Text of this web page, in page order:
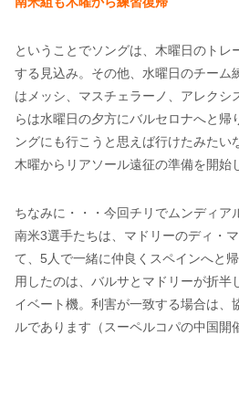
ということでソングは、木曜日のトレ
する見込み。その他、水曜日のチーム
はメッシ、マスチェラーノ、アレクシ
らは水曜日の夕方にバルセロナへと帰
ングにも行こうと思えば行けたみたい
木曜からリアソール遠征の準備を開始
ちなみに・・・今回チリでムンディア
南米3選手たちは、マドリーのディ・
て、5人で一緒に仲良くスペインへと
用したのは、バルサとマドリーが折半
イベート機。利害が一致する場合は、
ルであります（スーペルコパの中国開